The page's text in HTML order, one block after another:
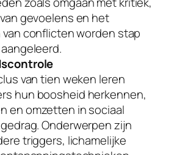
gevoelens en het
van conflicten worden stap
van tien weken leren
hun boosheid herkennen,
en omzetten in sociaal
Onderwerpen zijn
triggers, lichamelijke